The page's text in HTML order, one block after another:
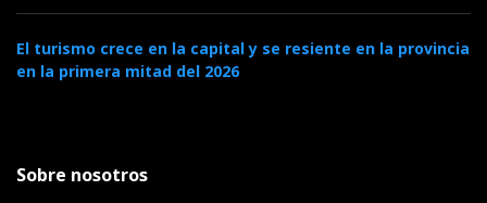
El turismo crece en la capital y se resiente en la provincia
en la primera mitad del 2026
Sobre nosotros